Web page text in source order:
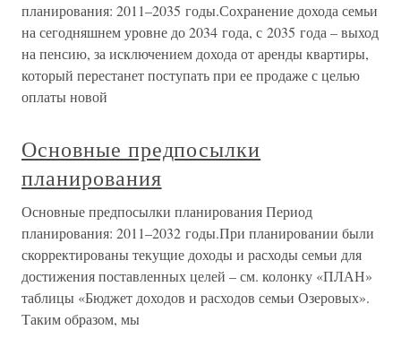
планирования: 2011–2035 годы.Сохранение дохода семьи
на сегодняшнем уровне до 2034 года, с 2035 года – выход
на пенсию, за исключением дохода от аренды квартиры,
который перестанет поступать при ее продаже с целью
оплаты новой
Основные предпосылки
планирования
Основные предпосылки планирования Период
планирования: 2011–2032 годы.При планировании были
скорректированы текущие доходы и расходы семьи для
достижения поставленных целей – см. колонку «ПЛАН»
таблицы «Бюджет доходов и расходов семьи Озеровых».
Таким образом, мы